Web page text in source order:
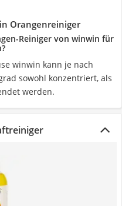
Orangenreiniger
Reiniger von winwin für
winwin kann je nach
sowohl konzentriert, als
werden.